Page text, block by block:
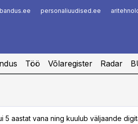
personaliuudised.ee
Töö Võlaregister Radar
5 aastat vana ning kuulub väljaande